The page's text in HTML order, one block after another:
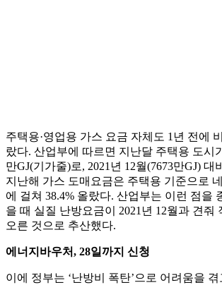
주택용·영업용 가스 요금 자체도 1년 전에
랐다. 산업부에 따르면 지난달 주택용 도시
만GJ(기가줄)로, 2021년 12월(7673만GJ) 대
지난해 가스 도매요금은 주택용 기준으로 네
에 걸쳐 38.4% 올랐다. 산업부는 이런 점을
을 때 실질 난방요금이 2021년 12월과 견줘
오른 것으로 추산했다.
에너지바우처, 28일까지 신청
이에 정부는 ‘난방비 폭탄’으로 어려움을